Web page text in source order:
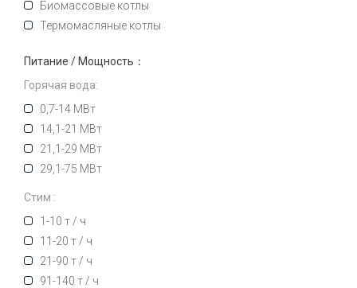
Биомассовые котлы
Термомасляные котлы
Питание / Мощность：
Горячая вода:
0,7-14 МВт
14,1-21 МВт
21,1-29 МВт
29,1-75 МВт
Стим :
1-10 т / ч
11-20 т / ч
21-90 т / ч
91-140 т / ч